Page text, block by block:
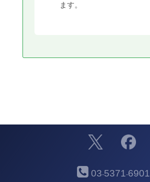
ます。
03-5371-6901